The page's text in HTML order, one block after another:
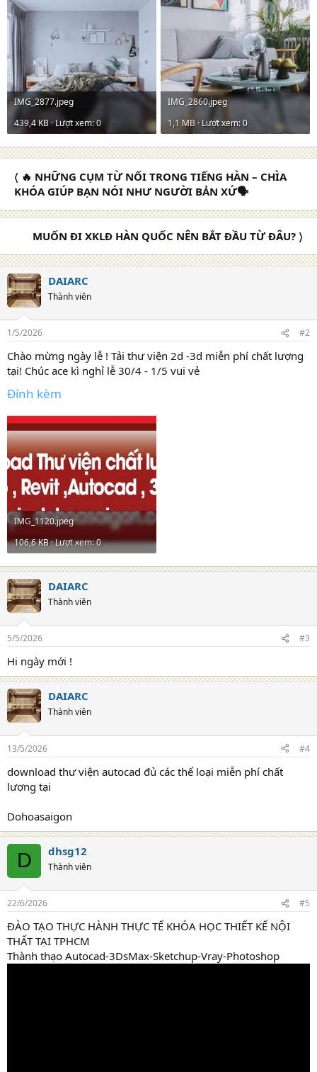
IMG_2877.jpeg
439,4 KB · Lượt xem: 0
IMG_2860.jpeg
1,1 MB · Lượt xem: 0
〈 🔥 NHỮNG CỤM TỪ NỐI TRONG TIẾNG HÀN – CHÌA
KHÓA GIÚP BẠN NÓI NHƯ NGƯỜI BẢN XỨ🗣️
MUỐN ĐI XKLĐ HÀN QUỐC NÊN BẮT ĐẦU TỪ ĐÂU? 〉
DAIARC
Thành viên
1/5/2026 #2
Chào mừng ngày lễ ! Tải thư viện 2d -3d miễn phí chất lượng
tại! Chúc ace kì nghỉ lễ 30/4 - 1/5 vui vẻ
Đính kèm
IMG_1120.jpeg
106,6 KB · Lượt xem: 0
DAIARC
Thành viên
5/5/2026 #3
Hi ngày mới !
DAIARC
Thành viên
13/5/2026 #4
download thư viện autocad đủ các thể loại miễn phí chất
lượng tại
Dohoasaigon
D dhsg12
Thành viên
22/6/2026 #5
ĐÀO TẠO THỰC HÀNH THỰC TẾ KHÓA HỌC THIẾT KẾ NỘI
THẤT TẠI TPHCM
Thành thạo Autocad-3DsMax-Sketchup-Vray-Photoshop